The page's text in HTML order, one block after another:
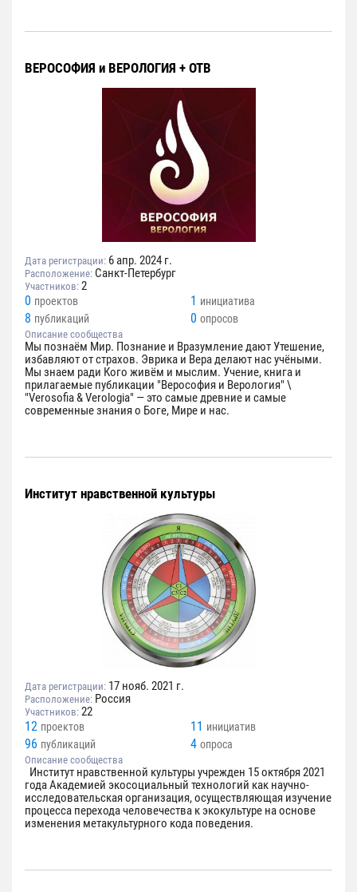
ВЕРОСОФИЯ и ВЕРОЛОГИЯ + ОТВ
Дата регистрации: 6 апр. 2024 г.
Расположение: Санкт-Петербург
Участников: 2
0 проектов 1 инициатива
8 публикаций 0 опросов
Описание сообщества
Мы познаём Мир. Познание и Вразумление дают Утешение,
избавляют от страхов. Эврика и Вера делают нас учёными.
Мы знаем ради Кого живём и мыслим. Учение, книга и
прилагаемые публикации "Верософия и Верология" \
"Verosofia & Verologia" — это самые древние и самые
современные знания о Боге, Мире и нас.
Институт нравственной культуры
Дата регистрации: 17 нояб. 2021 г.
Расположение: Россия
Участников: 22
12 проектов 11 инициатив
96 публикаций 4 опроса
Описание сообщества
Институт нравственной культуры учрежден 15 октября 2021
года Академией экосоциальный технологий как научно-
исследовательская организация, осуществляющая изучение
процесса перехода человечества к экокультуре на основе
изменения метакультурного кода поведения.